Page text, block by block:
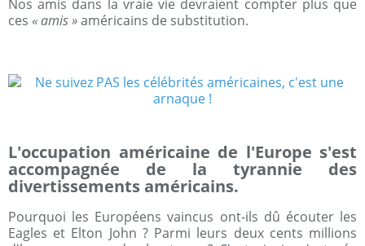
Nos amis dans la vraie vie devraient compter plus que
ces « amis »américains de substitution.
L'occupation américaine de l'Europe s'est
accompagnée de la tyrannie des
divertissements américains.
Pourquoi les Européens vaincus ont-ils dû écouter les
Eagles et Elton John ? Parmi leurs deux cents millions